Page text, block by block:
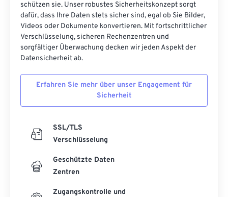
schützen sie. Unser robustes Sicherheitskonzept sorgt
dafür, dass Ihre Daten stets sicher sind, egal ob Sie Bilder,
Videos oder Dokumente konvertieren. Mit fortschrittlicher
Verschlüsselung, sicheren Rechenzentren und
sorgfältiger Überwachung decken wir jeden Aspekt der
Datensicherheit ab.
Erfahren Sie mehr über unser Engagement für
Sicherheit
SSL/TLS
Verschlüsselung
Geschützte Daten
Zentren
Zugangskontrolle und